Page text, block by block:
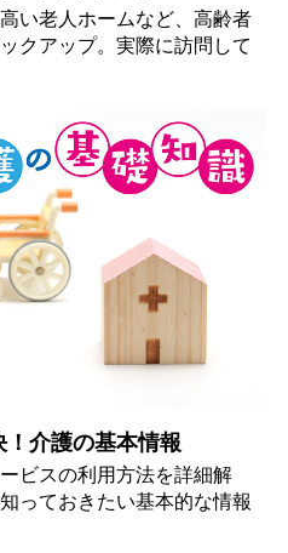
い老人ホームなど、高齢者
クアップ。実際に訪問して
介護の基本情報
ビスの利用方法を詳細解
っておきたい基本的な情報